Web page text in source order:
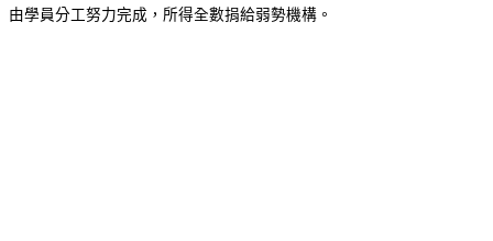
由學員分工努力完成，所得全數捐給弱勢機構。